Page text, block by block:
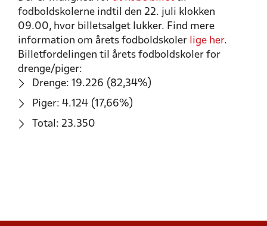
fodboldskolerne indtil den 22. juli klokken
09.00, hvor billetsalget lukker. Find mere
information om årets fodboldskoler lige her.
Billetfordelingen til årets fodboldskoler for
drenge/piger:
Drenge: 19.226 (82,34%)
Piger: 4.124 (17,66%)
Total: 23.350